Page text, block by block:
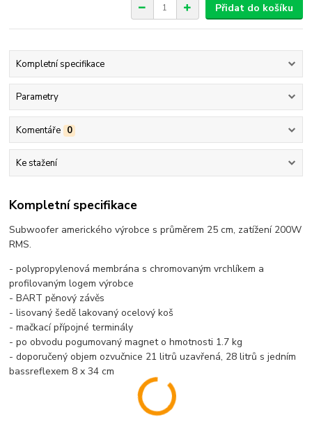
Přidat do košíku
Kompletní specifikace
Parametry
Komentáře 0
Ke stažení
Kompletní specifikace
Subwoofer amerického výrobce s průměrem 25 cm, zatížení 200W
RMS.
- polypropylenová membrána s chromovaným vrchlíkem a
profilovaným logem výrobce
- BART pěnový závěs
- lisovaný šedě lakovaný ocelový koš
- mačkací přípojné terminály
- po obvodu pogumovaný magnet o hmotnosti 1.7 kg
- doporučený objem ozvučnice 21 litrů uzavřená, 28 litrů s jedním
bassreflexem 8 x 34 cm